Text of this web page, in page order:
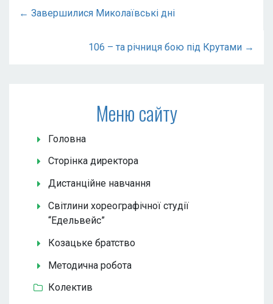
← Завершилися Миколаївські дні
106 – та річниця бою під Крутами →
Меню сайту
Головна
Сторінка директора
Дистанційне навчання
Світлини хореографічної студії
“Едельвейс”
Козацьке братство
Методична робота
Колектив